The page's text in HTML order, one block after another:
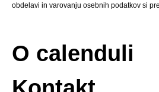
obdelavi in varovanju osebnih podatkov si
O calenduli